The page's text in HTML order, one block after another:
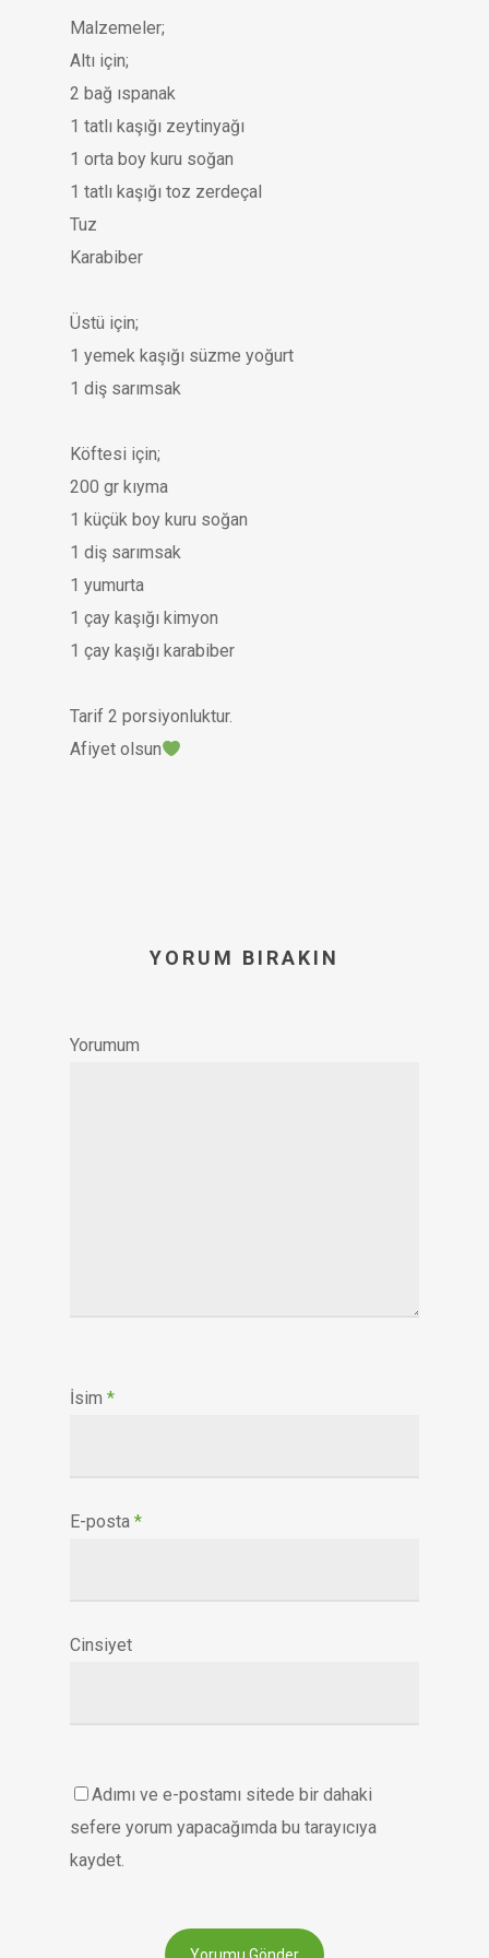
Malzemeler;
Altı için;
2 bağ ıspanak
1 tatlı kaşığı zeytinyağı
1 orta boy kuru soğan
1 tatlı kaşığı toz zerdeçal
Tuz
Karabiber
Üstü için;
1 yemek kaşığı süzme yoğurt
1 diş sarımsak
Köftesi için;
200 gr kıyma
1 küçük boy kuru soğan
1 diş sarımsak
1 yumurta
1 çay kaşığı kimyon
1 çay kaşığı karabiber
Tarif 2 porsiyonluktur.
Afiyet olsun
YORUM BIRAKIN
Yorumum
İsim *
E-posta *
Cinsiyet
Adımı ve e-postamı sitede bir dahaki
sefere yorum yapacağımda bu tarayıcıya
kaydet.